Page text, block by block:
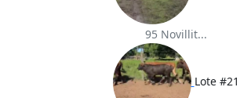
95 Novillit...
Lote #21